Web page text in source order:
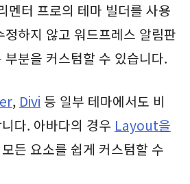
멘터 프로의 테마 빌더를 사용
하지 않고 워드프레스 알림판
분을 커스텀할 수 있습니다.
, Divi 등 일부 테마에서도 비
다. 아바다의 경우 Layout을
든 요소를 쉽게 커스텀할 수